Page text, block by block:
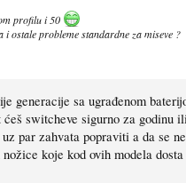
profilu i 50
ostale probleme standardne za miseve ?
generacije sa ugrađenom
switcheve sigurno za godinu
par zahvata popraviti a da se
koje kod ovih modela